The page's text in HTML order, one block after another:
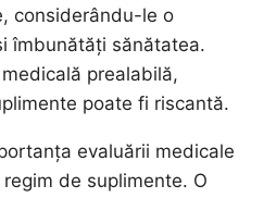
considerându-le o
îmbunătăți sănătatea.
prealabilă,
poate fi riscantă.
evaluării medicale
de suplimente. O